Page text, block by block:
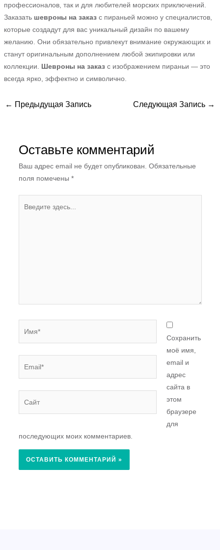
профессионалов, так и для любителей морских приключений.
Заказать шевроны на заказс пираньей можно у специалистов,
которые создадут для вас уникальный дизайн по вашему
желанию. Они обязательно привлекут внимание окружающих и
станут оригинальным дополнением любой экипировки или
коллекции. Шевроны на заказс изображением пираньи — это
всегда ярко, эффектно и символично.
← Предыдущая Запись Следующая Запись →
Оставьте комментарий
Ваш адрес email не будет опубликован. Обязательные
поля помечены *
здесь...
Сохранить
моё имя,
email и
адрес
сайта в
этом
браузере
для
последующих моих комментариев.